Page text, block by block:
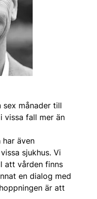
månader till
vissa fall mer än
även
sjukhus. Vi
att vården finns
en dialog med
är att